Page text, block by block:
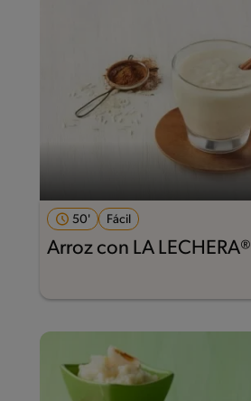
50' Fácil
Arroz con LA LECHERA®